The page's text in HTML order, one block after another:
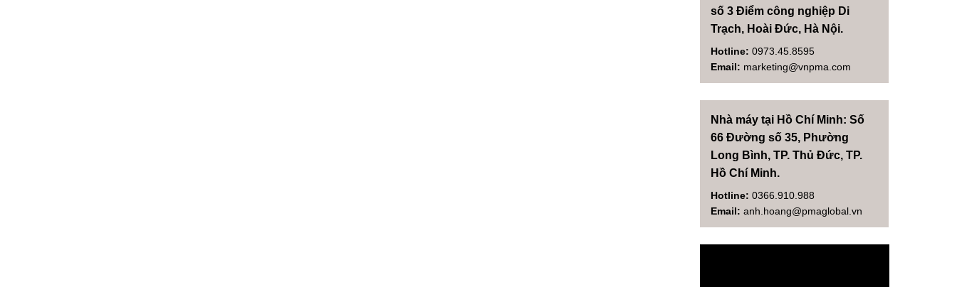
số 3 Điểm công nghiệp Di
Trạch, Hoài Đức, Hà Nội.
Hotline: 0973.45.8595
Email: marketing@vnpma.com
Nhà máy tại Hồ Chí Minh: Số
66 Đường số 35, Phường
Long Bình, TP. Thủ Đức, TP.
Hồ Chí Minh.
Hotline: 0366.910.988
Email: anh.hoang@pmaglobal.vn